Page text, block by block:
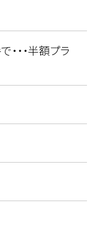
・・半額プラ